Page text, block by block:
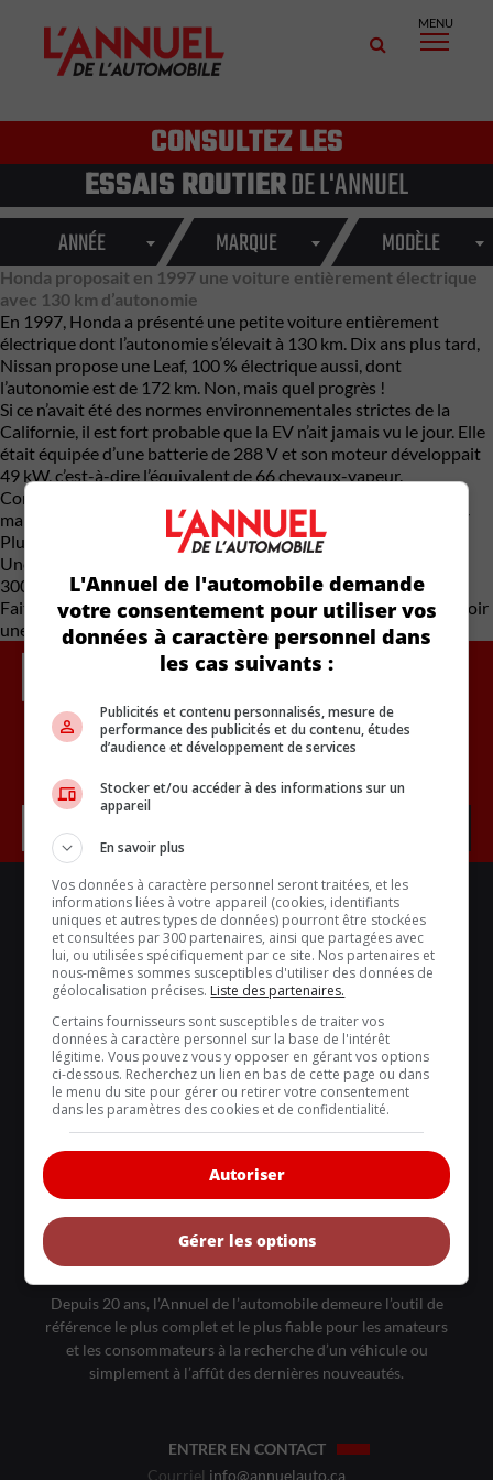
MENU
CONSULTEZ LES
ESSAIS ROUTIERDE L'ANNUEL
ANNÉE MARQUE MODÈLE
Honda proposait en 1997 une voiture entièrement électrique
avec 130 km d’autonomie
En 1997, Honda a présenté une petite voiture entièrement
électrique dont l’autonomie s’élevait à 130 km. Dix ans plus tard,
Nissan propose une Leaf, 100 % électrique aussi, dont
l’autonomie est de 172 km. Non, mais quel progrès !
Si ce n’avait été des normes environnementales strictes de la
Californie, il est fort probable que la EV n’ait jamais vu le jour. Elle
était équipée d’une batterie de 288 V et son moteur développait
49 kW, c’est-à-dire l’équivalent de 66 chevaux-vapeur.
Comme c’était le cas avec l’EV1 de General Motors mise sur le
marché à la même époque, il n’était pas possible d’acheter la EV
Plus. Les clients pouvaient la louer pour une période de 3 ans.
Une fois retournées à Honda, elles ont été recyclées. Environ
300 exemplaires ont été produits.
Fait intéressant, pour une raison inconnue, on peut en apercevoir
une dans l’épisode 11 de la saison 6 de la télésérieFriends
LIENS UTILES
ACTUALITÉS
BANCS D'ESSAIS
VOITURES NEUVES
VOITURES ÉCOLOS
VOITURES CLASSIQUES
COMPARATIFS
COIN-CONSEIL
ÉPHÉMÉRIDES
Depuis 20 ans, l’Annuel de l’automobile demeure l’outil de
référence le plus complet et le plus fiable pour les amateurs
et les consommateurs à la recherche d’un véhicule ou
simplement à l’affût des dernières nouveautés.
ENTRER EN CONTACT
Courriel info@annuelauto.ca
L'Annuel de l'automobile demande
votre consentement pour utiliser vos
données à caractère personnel dans
les cas suivants :
Publicités et contenu personnalisés, mesure de
performance des publicités et du contenu, études
d’audience et développement de services
Stocker et/ou accéder à des informations sur un
appareil
En savoir plus
Vos données à caractère personnel seront traitées, et les
informations liées à votre appareil (cookies, identifiants
uniques et autres types de données) pourront être stockées
et consultées par 300 partenaires, ainsi que partagées avec
lui, ou utilisées spécifiquement par ce site. Nos partenaires et
nous-mêmes sommes susceptibles d'utiliser des données de
géolocalisation précises. Liste des partenaires.
Certains fournisseurs sont susceptibles de traiter vos
données à caractère personnel sur la base de l'intérêt
légitime. Vous pouvez vous y opposer en gérant vos options
ci-dessous. Recherchez un lien en bas de cette page ou dans
le menu du site pour gérer ou retirer votre consentement
dans les paramètres des cookies et de confidentialité.
Autoriser
Gérer les options